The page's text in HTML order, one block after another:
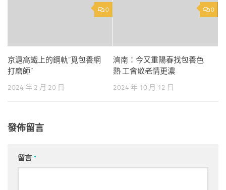
0
京滬高鐵上的鋼軌“覓包養網
打磨師”
2024 年 2 月 20 日
0
濟南：今又重陽春找包養色
熱 工會敬老情更濃
2024 年 10 月 12 日
發佈留言
留言*